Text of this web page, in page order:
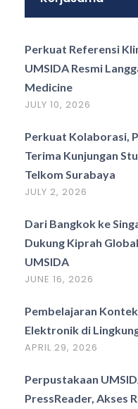
Perkuat Referensi
UMSIDA Resmi
Medicine
JULY 10, 2026
Perkuat Kolaborasi,
Terima Kunjungan
Telkom Surabaya
JULY 2, 2026
Dari Bangkok ke
Dukung Kiprah
UMSIDA
JUNE 16, 2026
Pembelajaran
Elektronik di
APRIL 29, 2026
Perpustakaan
PressReader, Akses